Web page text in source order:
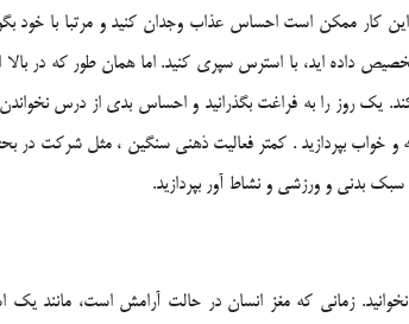
كار ممكن است احساس عذاب وجدان كنيد و مرتبا با خود
داده ايد، با استرس سپري كنيد. اما همان طور كه در بالا
يك روز را به فراغت بگذرانيد و احساس بدي از درس
و خواب بپردازيد . كمتر فعاليت ذهني سنگين ، مثل شركت در
سبك بدني و ورزشي و نشاط آور بپردازيد.
زماني كه مغز انسان در حالت آرامش است، مانند يك